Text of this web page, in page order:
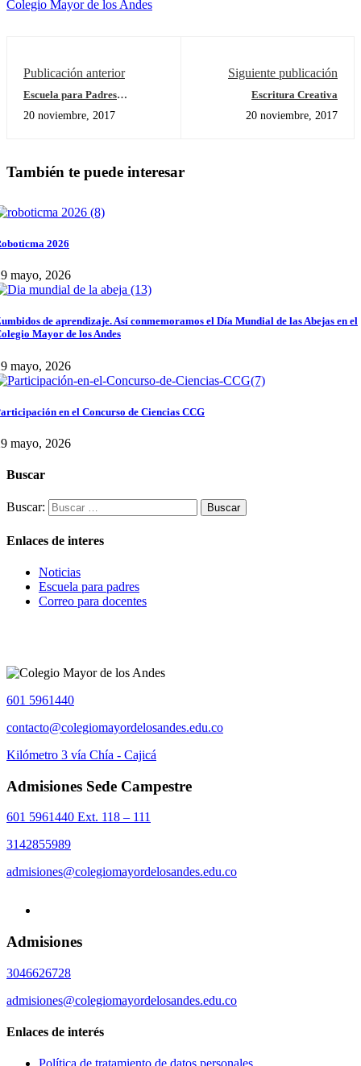
Colegio Mayor de los Andes
Publicación anterior
Escuela para Padres
20 noviembre, 2017
Siguiente publicación
Escritura Creativa
20 noviembre, 2017
También te puede interesar
2026
mayo, 2026
de aprendizaje. Así conmemoramos el Día Mundial de las Abejas en el
Mayor de los Andes
mayo, 2026
en el Concurso de Ciencias CCG
mayo, 2026
Buscar
Buscar:
Enlaces de interes
Noticias
Escuela para padres
Correo para docentes
601 5961440
contacto@colegiomayordelosandes.edu.co
Kilómetro 3 vía Chía - Cajicá
Admisiones Sede Campestre
601 5961440 Ext. 118 – 111
3142855989
admisiones@colegiomayordelosandes.edu.co
Admisiones
3046626728
admisiones@colegiomayordelosandes.edu.co
Enlaces de interés